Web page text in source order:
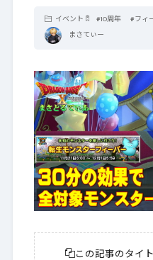
イベント #10周年 #フィ
まさてぃー
この記事のタイ